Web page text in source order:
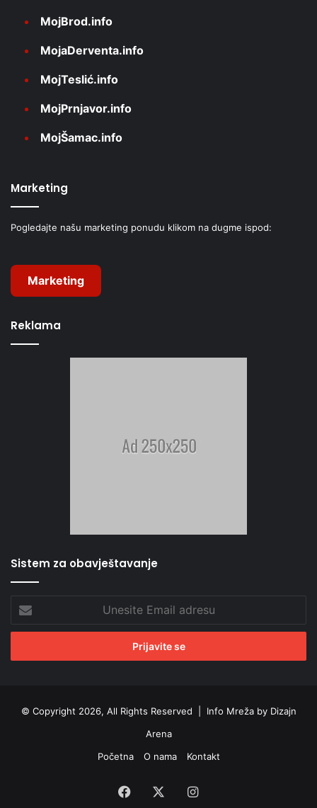
MojBrod.info
MojaDerventa.info
MojTeslić.info
MojPrnjavor.info
MojŠamac.info
Marketing
Pogledajte našu marketing ponudu klikom na dugme ispod:
Marketing
Reklama
Sistem za obavještavanje
Email
adresu
© Copyright 2026, All Rights Reserved | Info Mreža by Dizajn
Arena
Početna
O nama Kontakt
Facebook Instagram